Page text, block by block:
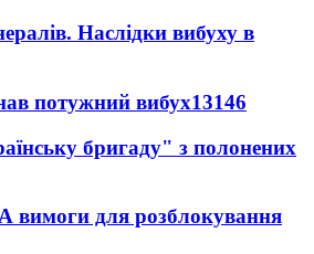
Наслідки вибуху в
потужний вибух13146
бригаду" з полонених
вимоги для розблокування